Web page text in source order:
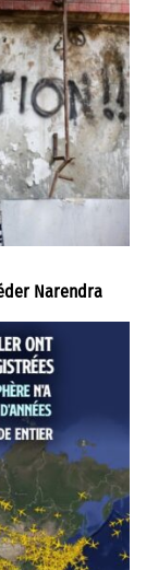
Narendra